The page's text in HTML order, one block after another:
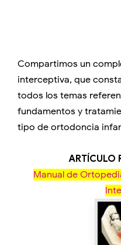
Compartimos un
interceptiva, que
todos los temas
fundamentos y
tipo de ortodoncia
ARTÍCULO
Manual de